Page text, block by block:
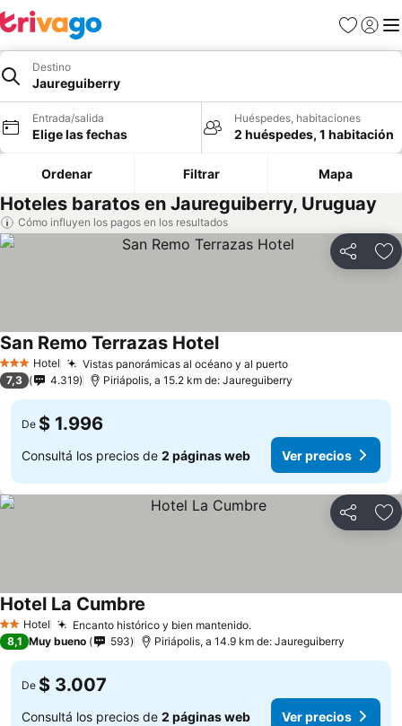
Favoritos
Iniciar
Destino
Jaureguiberry
Entrada/salida
Elige las fechas
Huéspedes, habitaciones
2 huéspedes, 1 habitación
Ordenar Filtrar Mapa
Hoteles baratos en Jaureguiberry, Uruguay
Cómo influyen los pagos en los resultados
Compartir
3 Estrellas
Hotel Vistas panorámicas al océano y al puerto
San Remo Terrazas Hotel
7,3 4.319 Piriápolis, a 15.2 km de: Jaureguiberry
De $ 1.996
Consultá los precios de 2 páginas web Ver precios
Compartir
2 Estrellas
Hotel Encanto histórico y bien mantenido.
Hotel La Cumbre
8,1 Muy bueno 593 Piriápolis, a 14.9 km de: Jaureguiberry
De $ 3.007
Consultá los precios de 2 páginas web Ver precios